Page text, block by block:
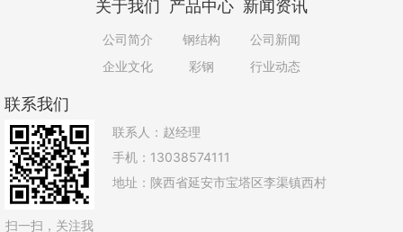
关于我们
公司简介
企业文化
产品中心
钢结构
彩钢
新闻资讯
公司新闻
行业动态
联系我们
扫一扫，关注我
联系人：赵经理
手机：13038574111
地址：陕西省延安市宝塔区李渠镇西村